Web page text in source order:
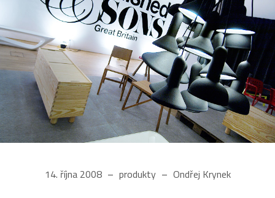
14. října 2008 produkty Ondřej Krynek